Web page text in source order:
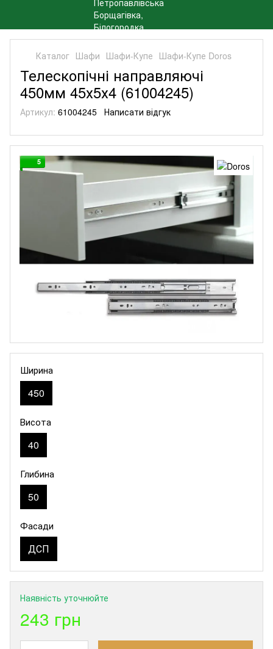
Каталог Шафи Шафи-Купе Шафи-Купе Doros
Телескопічні направляючі
450мм 45х5х4 (61004245)
Артикул: 61004245 Написати відгук
5
Ширина
450
Висота
40
Глибина
50
Фасади
ДСП
Наявність уточнюйте
243 грн